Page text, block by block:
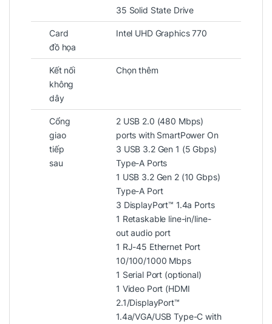
2. Thiết kế SFF Plus – Nhỏ gọn,
hiện đại, tối ưu không gian
Dell Optilex 7020 SFF Plus là phiên bản khung
máy dạng Small Form Factor (SFF) cải tiến,
giúp tối ưu hóa không gian làm việc:
Kích thước gọn nhẹ, lý tưởng để đặt trên
bàn, dưới gầm bàn hoặc lắp vào tủ kỹ
Khung máy bền bỉ, tản nhiệt tốt, vận hành
Hỗ trợ mở rộng linh kiện tiện lợi, dễ bảo
35 Solid State Drive
Card
đồ họa
Intel UHD Graphics 770
Kết nối
không
dây
Chọn thêm
Cổng
giao
tiếp
sau
2 USB 2.0 (480 Mbps)
ports with SmartPower On
3 USB 3.2 Gen 1 (5 Gbps)
Type-A Ports
1 USB 3.2 Gen 2 (10 Gbps)
Type-A Port
3 DisplayPort™ 1.4a Ports
1 Retaskable line-in/line-
out audio port
1 RJ-45 Ethernet Port
10/100/1000 Mbps
1 Serial Port (optional)
1 Video Port (HDMI
2.1/DisplayPort™
1.4a/VGA/USB Type-C with